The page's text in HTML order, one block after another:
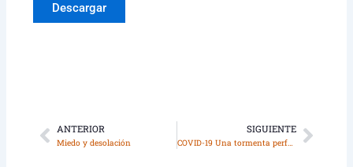
Descargar
AntANTERIOR
Miedo y desolación
SIGUIENTE
COVID-19 Una tormenta perfecta